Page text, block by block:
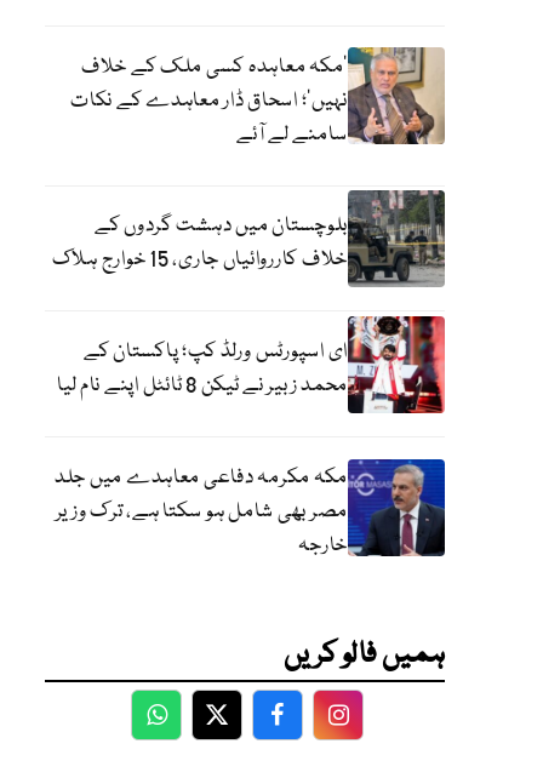
‘مکہ معاہدہ کسی ملک کے خلاف
نہیں’؛ اسحاق ڈار معاہدے کے نکات
سامنے لے آئے
بلوچستان میں دہشت گردوں کے
خلاف کارروائیاں جاری، 15 خوارج ہلاک
ای اسپورٹس ورلڈ کپ؛ پاکستان کے
محمد زبیر نے ٹیکن 8 ٹائٹل اپنے نام لیا
مکہ مکرمہ دفاعی معاہدے میں جلد
مصر بھی شامل ہو سکتا ہے، ترک وزیر
خارجہ
ہمیں فالو کریں
WhatsApp
TwitterFacebookFacebook